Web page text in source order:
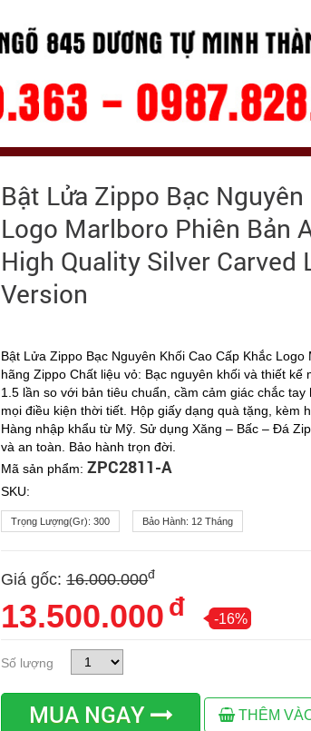
Bật Lửa Zippo Bạc
Logo Marlboro Phiên Bản
High Quality Silver
Version
Bật Lửa Zippo Bạc Nguyên Khối Cao Cấp Khắc
hãng Zippo Chất liệu vỏ: Bạc nguyên khối và thiết
1.5 lần so với bản tiêu chuẩn, cầm cảm giác chắc
mọi điều kiện thời tiết. Hộp giấy dạng quà tặng, kèm
Hàng nhập khẩu từ Mỹ. Sử dụng Xăng – Bấc – Đá
và an toàn. Bảo hành trọn đời.
Mã sản phẩm:ZPC2811-A
SKU:
Trọng Lượng(gr):300 Bảo Hành: 12 Tháng
Giá gốc: 16.000.000đ
13.500.000 đ -16%
Số lượng
MUA NGAY THÊM